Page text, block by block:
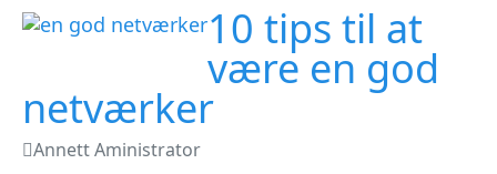
10 tips til at
være en god
netværker
Annett Aministrator